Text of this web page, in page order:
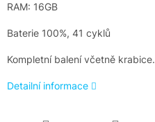
RAM: 16GB
Baterie 100%, 41 cyklů
Kompletní balení včetně krabice.
Detailní informace